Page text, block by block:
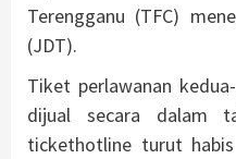
Terengganu (TFC)
(JDT).
Tiket perlawanan
dijual secara dalam
tickethotline turut